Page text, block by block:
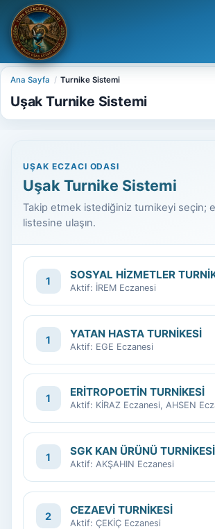
Ana Sayfa Turnike Sistemi
Uşak Turnike Sistemi
UŞAK ECZACI ODASI
Uşak Turnike Sistemi
Takip etmek istediğiniz turnikeyi seçin;
listesine ulaşın.
1 SOSYAL HİZMETLER
Aktif: İREM Eczanesi
1 YATAN HASTA TURNİKESİ
Aktif: EGE Eczanesi
1 ERİTROPOETİN TURNİKESİ
Aktif: KİRAZ Eczanesi, AHSEN
1 SGK KAN ÜRÜNÜ TURNİKESİ
Aktif: AKŞAHIN Eczanesi
2 CEZAEVİ TURNİKESİ
Aktif: ÇEKİÇ Eczanesi